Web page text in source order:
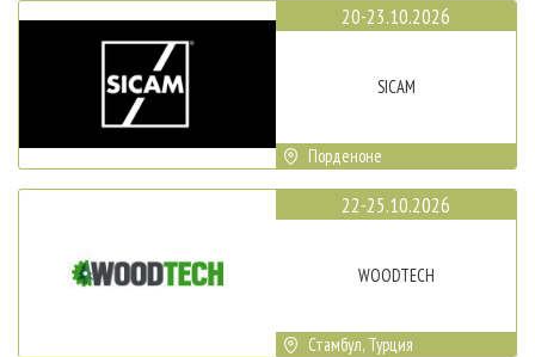
20-23.10.2026
SICAM
Порденоне
22-25.10.2026
WOODTECH
Стамбул, Турция